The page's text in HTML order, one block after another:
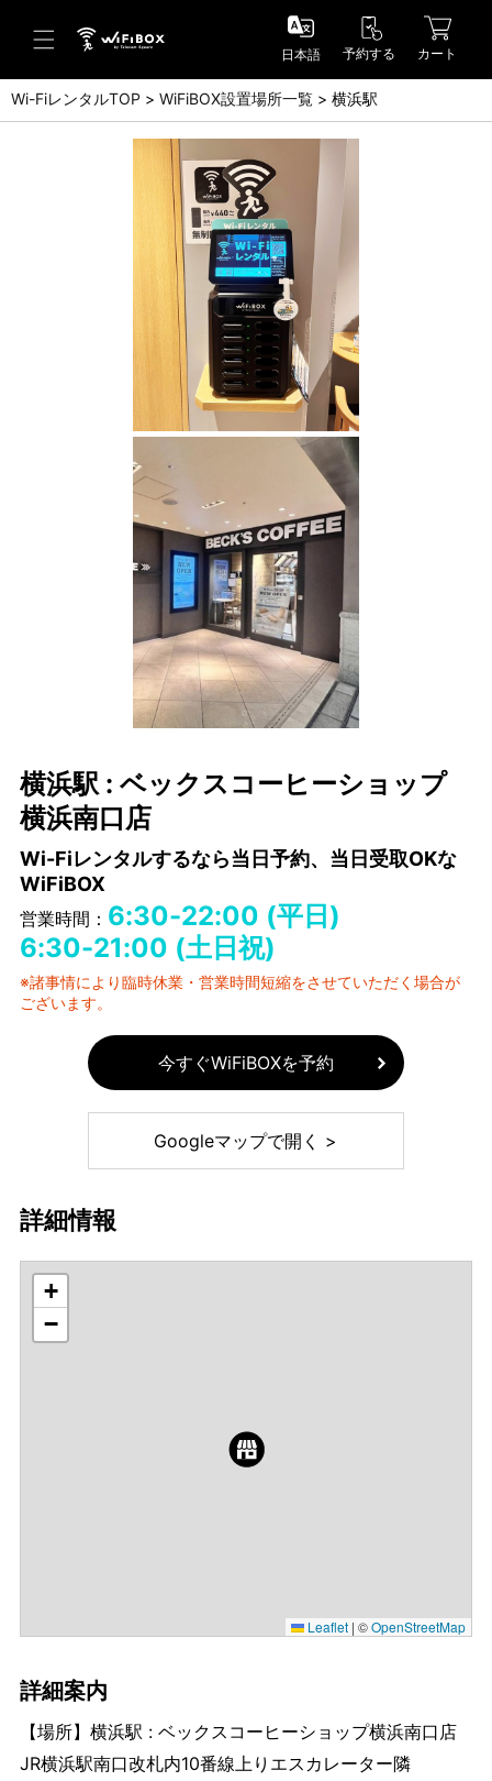
ヘルプ／お問い合わせ
ヘルプセンター(FAQ)(日本語)
Help Center(FAQ)(English)
お問い合わせ(日本語)
Inquiry(English)
日本語 予約する カート
Wi-FiレンタルTOP WiFiBOX設置場所一覧 横浜駅
横浜駅 : ベックスコーヒーショップ
横浜南口店
Wi-Fiレンタルするなら当日予約、当日受取OKな
WiFiBOX
営業時間： 6:30-22:00 (平日)
6:30-21:00 (土日祝)
※諸事情により臨時休業・営業時間短縮をさせていただく場合が
ございます。
今すぐWiFiBOXを予約
Googleマップで開く >
詳細情報
+
−
Leaflet | ©OpenStreetMap
詳細案内
【場所】横浜駅 : ベックスコーヒーショップ横浜南口店
JR横浜駅南口改札内10番線上りエスカレーター隣